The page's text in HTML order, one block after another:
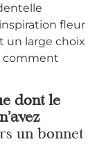
fleur
un large choix
comment
dont le
un bonnet